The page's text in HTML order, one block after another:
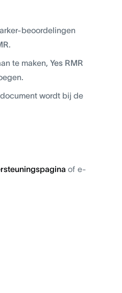
beoordelingen
.
te maken, Yes RMR
wordt bij de
of e-